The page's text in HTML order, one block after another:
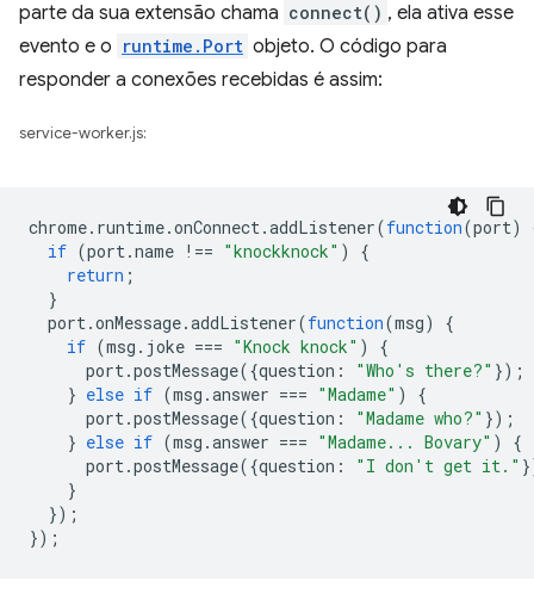
parte da sua extensão chama connect() , ela ativa esse
evento e o runtime.Port objeto. O código para
responder a conexões recebidas é assim:
service-worker.js:
chrome. runtime.onConnect.addListener(function(port)
if (port.name !== "knockknock" )
{
return ;
}
port.onMessage.addListener(function(msg)
{
if (msg . joke === "Knock knock" )
{
port.postMessage({question : "Who's there?" });
} else if (msg .answer === "Madame" )
{
port.postMessage({question : "Madame who?" });
} else if (msg .answer === "Madame... Bovary" )
{
port.postMessage({question : "I don't get it."
}
});
});